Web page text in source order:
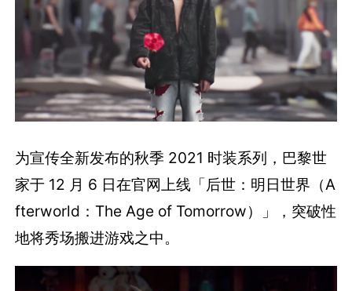
为宣传全新发布的秋季 2021 时装系列，巴黎世
家于 12 月 6 日在官网上线「后世：明日世界（A
fterworld：The Age of Tomorrow）」，突破性
地将秀场搬进游戏之中。